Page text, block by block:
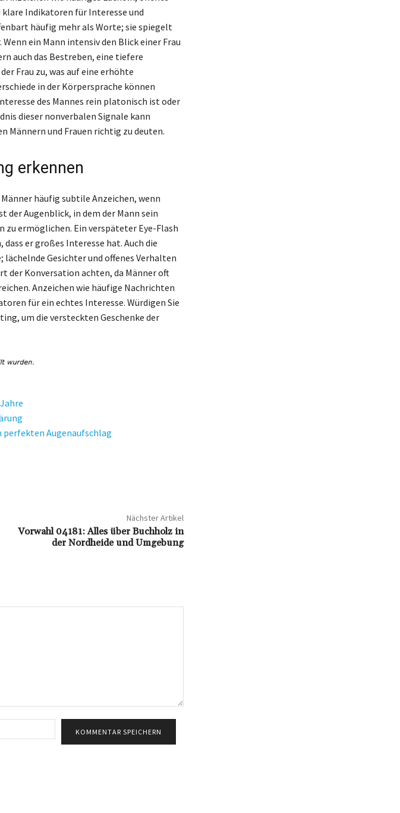
Indikatoren für Interesse und
häufig mehr als Worte; sie spiegelt
ein Mann intensiv den Blick einer Frau
auch das Bestreben, eine tiefere
Frau zu, was auf eine erhöhte
in der Körpersprache können
des Mannes rein platonisch ist oder
dieser nonverbalen Signale kann
Männern und Frauen richtig zu deuten.
erkennen
häufig subtile Anzeichen, wenn
der Augenblick, in dem der Mann sein
ermöglichen. Ein verspäteter Eye-Flash
er großes Interesse hat. Auch die
Gesichter und offenes Verhalten
der Konversation achten, da Männer oft
Anzeichen wie häufige Nachrichten
für ein echtes Interesse. Würdigen Sie
um die versteckten Geschenke der
perfekten Augenaufschlag
Nächster Artikel
Vorwahl 04181: Alles über Buchholz in
der Nordheide und Umgebung
Mail:*